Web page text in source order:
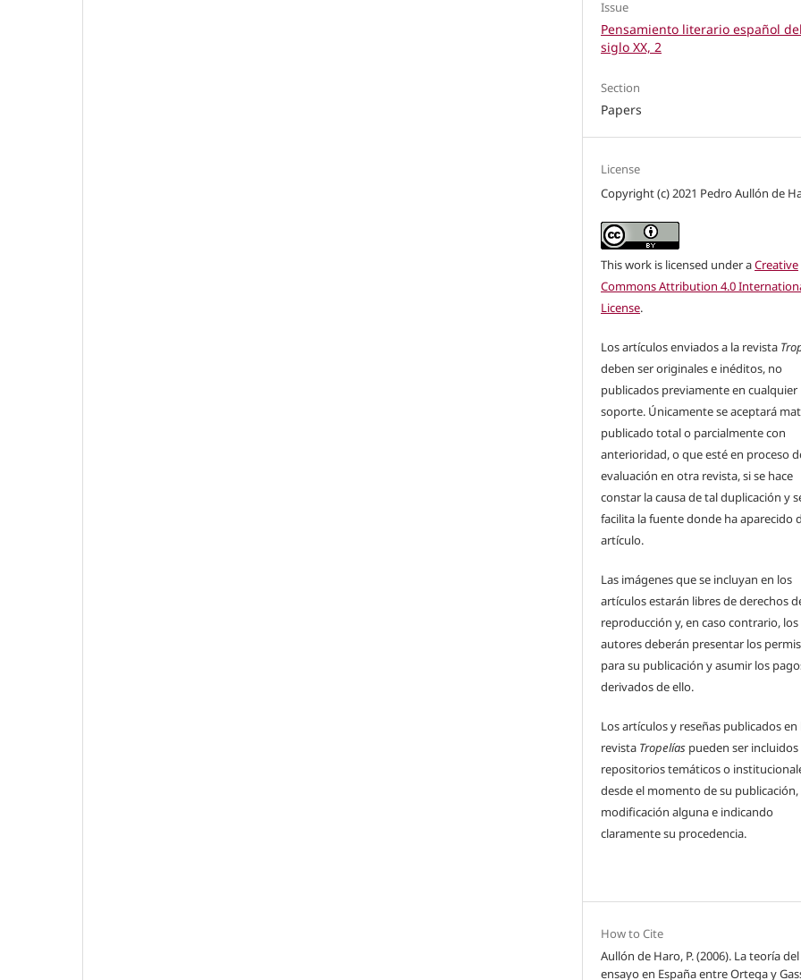
Issue
Pensamiento literario español del
siglo XX, 2
Section
Papers
License
Copyright (c) 2021 Pedro Aullón de
This work is licensed under aCreative
Commons Attribution 4.0
License.
Los artículos enviados a la revista
deben ser originales e inéditos, no
publicados previamente en cualquier
soporte. Únicamente se aceptará
publicado total o parcialmente con
anterioridad, o que esté en proceso
evaluación en otra revista, si se hace
constar la causa de tal duplicación y
facilita la fuente donde ha aparecido
artículo.
Las imágenes que se incluyan en los
artículos estarán libres de derechos
reproducción y, en caso contrario, los
autores deberán presentar los
para su publicación y asumir los
derivados de ello.
Los artículos y reseñas publicados en
revista Tropelías pueden ser incluidos
repositorios temáticos o
desde el momento de su publicación,
modificación alguna e indicando
claramente su procedencia.
How to Cite
Aullón de Haro, P. (2006). La teoría del
ensayo en España entre Ortega y